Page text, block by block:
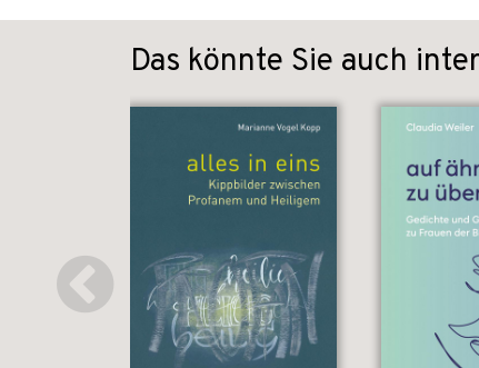
Das könnte Sie auch